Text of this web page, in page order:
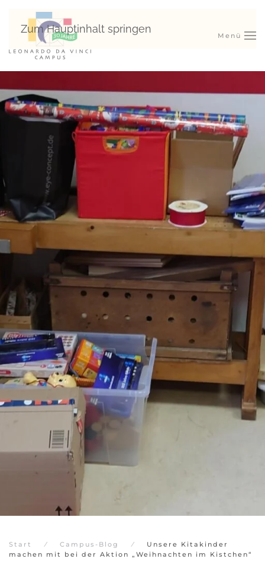
Zum Hauptinhalt springen
Menü
Start Campus-Blog
Unsere Kitakinder
machen mit bei der Aktion „Weihnachten im Kistchen“